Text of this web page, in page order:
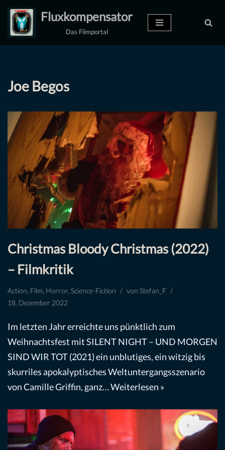
Zum
Inhalt
Fluxkompensator
Das Filmportal
Joe Begos
Christmas Bloody Christmas (2022)
– Filmkritik
Action Film Horror Science-Fiction von Stefan_F
18. Dezember 2022
Im letzten Jahr erreichte uns pünktlich zum
Weihnachtsfest mit SILENT NIGHT – UND MORGEN
SIND WIR TOT (2021) ein unblutiges, ein witzig bis
skurriles apokalyptisches Weltuntergangsszenario
von Camille Griffin, ganz…Weiterlesen »